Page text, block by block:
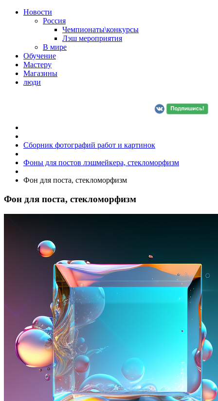
Новости
Россия
Чемпионаты\конкурсы
Лэш мероприятия
В мире
Обучение
Мастеру
Магазины
люди
Сборник фотографий работ и картинок
Фоны для постов лэшмейкера, стекломорфизм
Фон для поста, стекломорфизм
Фон для поста, стекломорфизм